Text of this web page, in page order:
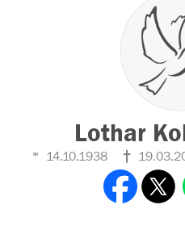
Lothar
14.10.1938